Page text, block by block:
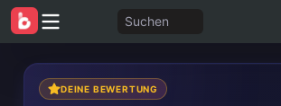
Suchen
DEINE BEWERTUNG